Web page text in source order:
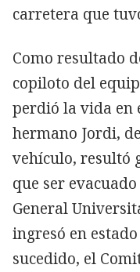
carretera que
Como resultado
copiloto del
perdió la vida en
hermano Jordi,
vehículo, resultó
que ser
General
ingresó en
sucedido, el